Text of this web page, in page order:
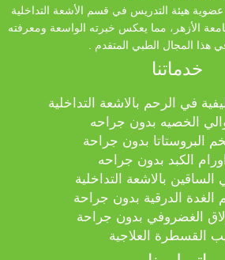
هيئة التدريس في قسم الأشعة التداخلية
الأزهر، مما يعكس خبرته الواسعة ومعرفته
هذا المجال الطبي المتقدم .
خدماتنا
في الرحم بالاشعة التداخلية
الخصيه بدون جراحه
البروستاتا بدون جراحة
الكبد بدون جراحه
الساقين بالاشعة التداخلية
الغدة الدرقية بدون جراحة
الغضروفي بدون جراحة
القسطرة العلاجية